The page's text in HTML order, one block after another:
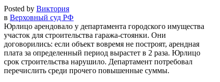
Posted by Виктория
в Верховный суд РФ
Юрлицо арендовало у департамента городского имущества
участок для строительства гаража-стоянки. Они
договорились: если объект вовремя не построят, арендная
плата за определенный период вырастет в 2 раза. Юрлицо
срок строительства нарушило. Департамент потребовал
перечислить среди прочего повышенные суммы.